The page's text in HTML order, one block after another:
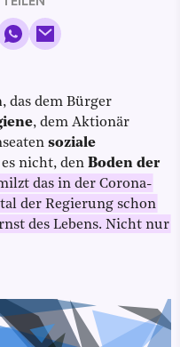
, das dem Bürger
, dem Aktionär
soziale
nicht, den Boden der
das in der Corona-
der Regierung schon
des Lebens. Nicht nur